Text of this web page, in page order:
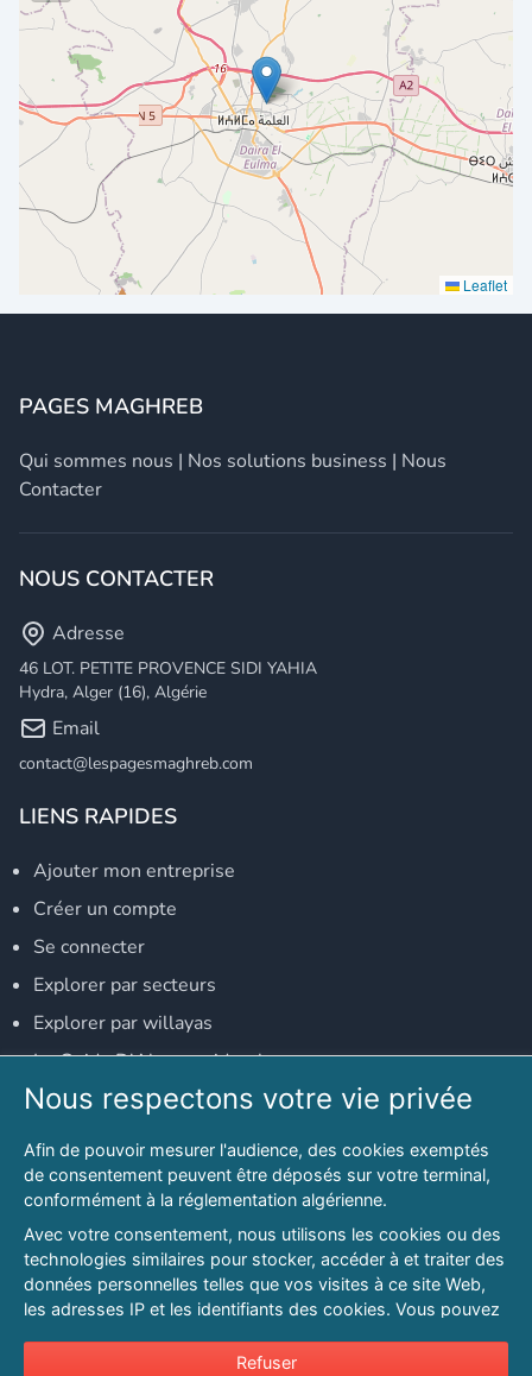
Leaflet
PAGES MAGHREB
Qui sommes nous | Nos solutions business | Nous
Contacter
NOUS CONTACTER
Adresse
46 LOT. PETITE PROVENCE SIDI YAHIA
Hydra, Alger (16), Algérie
Email
contact@lespagesmaghreb.com
LIENS RAPIDES
Ajouter mon entreprise
Créer un compte
Se connecter
Explorer par secteurs
Explorer par willayas
Le Guide D'Alger, guide-alger.com
NOS RÉSEAUX SOCIAUX
Notre page Facebook
Notre page LinkedIn
Notre page Instagram
Notre page Twitter
Nous respectons votre vie privée
Afin de pouvoir mesurer l'audience, des cookies exemptés
de consentement peuvent être déposés sur votre terminal,
conformément à la réglementation algérienne.
Avec votre consentement, nous utilisons les cookies ou des
technologies similaires pour stocker, accéder à et traiter des
données personnelles telles que vos visites à ce site Web,
les adresses IP et les identifiants des cookies. Vous pouvez
sur l'intérêt légitime à tout moment en cliquant sur « Refuser
Refuser